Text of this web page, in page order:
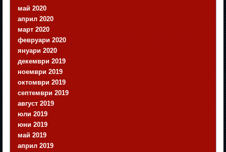
май 2020
април 2020
март 2020
февруари 2020
януари 2020
декември 2019
ноември 2019
октомври 2019
септември 2019
август 2019
юли 2019
юни 2019
май 2019
април 2019